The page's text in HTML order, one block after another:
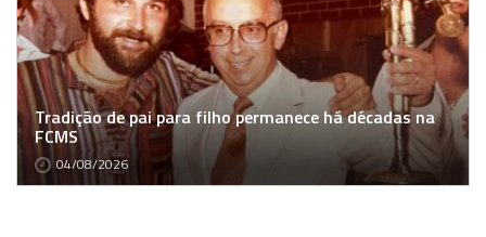
Tradição de pai para filho permanece há décadas na
FCMS
04/08/2026